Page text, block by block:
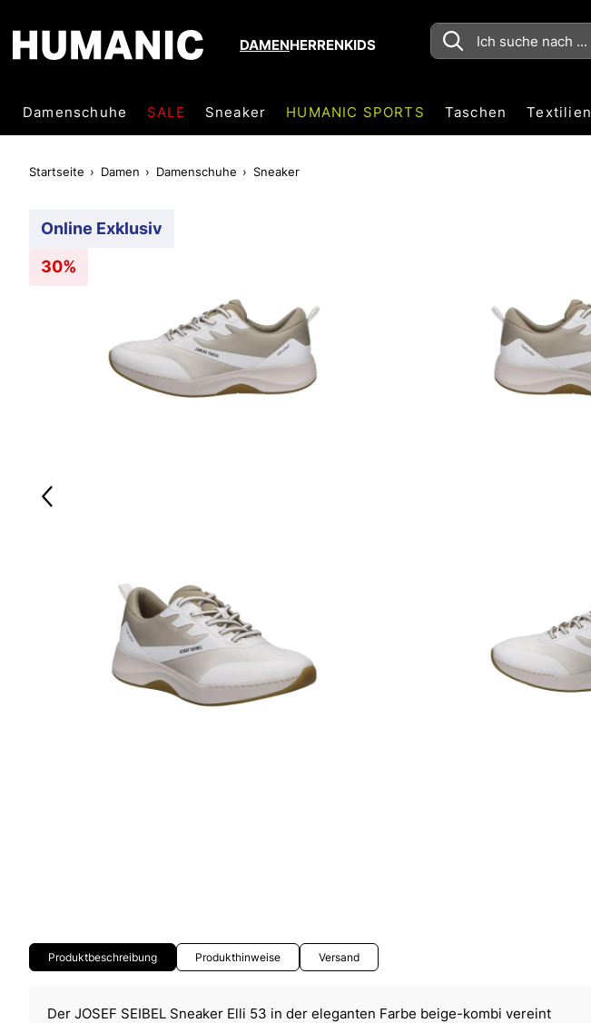
DAMENHERRENKIDS
Damenschuhe SALE Sneaker HUMANIC SPORTS Taschen Textilien
Startseite Damen Damenschuhe Sneaker
Online Exklusiv
30%
Produktbeschreibung Produkthinweise Versand
Der JOSEF SEIBEL Sneaker Elli 53 in der eleganten Farbe beige-kombi vereint